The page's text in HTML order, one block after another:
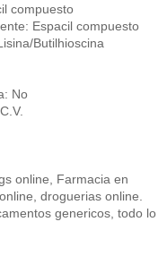
compuesto
Espacil compuesto
Butilhioscina
No
online, Farmacia en
droguerias online.
genericos, todo lo